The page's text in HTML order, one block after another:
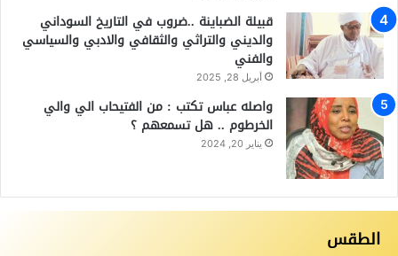
قبيلة الضباينة ..ضروب في التاريخ السوداني
والديني والتراثي والثقافي والادبي والسياسي
والفني
أبريل 28, 2025
واصله عباس تكتب : من الفتيحاب الي والي
الخرطوم .. هل تسمعهم ؟
يناير 20, 2024
الطقس